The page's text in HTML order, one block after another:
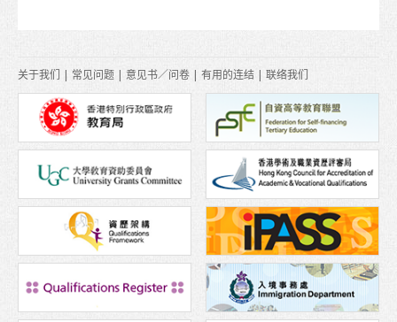
非本地学生的受养人入境安排
日常开支
医疗和安全
保险
交通
关于我们 | 常见问题 | 意见书／问卷 | 有用的连结 | 联络我们